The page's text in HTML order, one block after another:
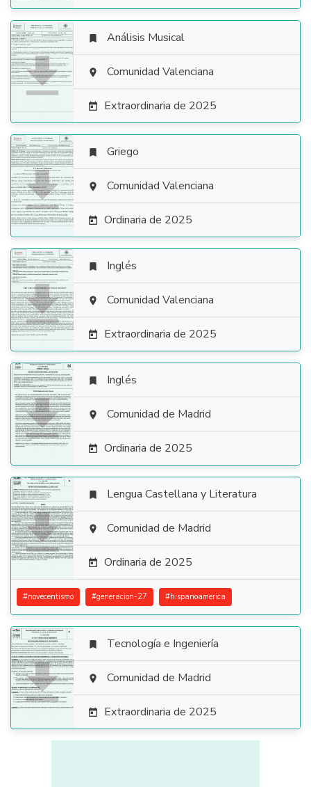

 Análisis Musical
 Comunidad Valenciana
 Extraordinaria de 2025

 Griego
 Comunidad Valenciana
 Ordinaria de 2025

 Inglés
 Comunidad Valenciana
 Extraordinaria de 2025

 Inglés
 Comunidad de Madrid
 Ordinaria de 2025

 Lengua Castellana y Literatura
 Comunidad de Madrid
 Ordinaria de 2025
#novecentismo #generacion-27 #hispanoamerica

 Tecnología e Ingeniería
 Comunidad de Madrid
 Extraordinaria de 2025